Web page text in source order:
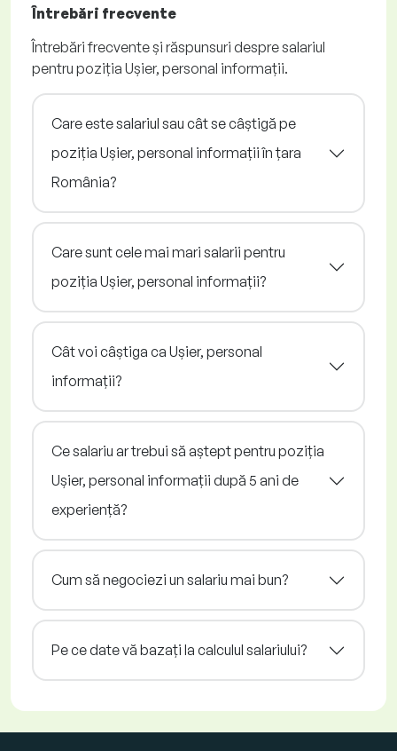
Întrebări frecvente
Întrebări frecvente și răspunsuri despre salariul
pentru poziția Ușier, personal informații.
Care este salariul sau cât se câștigă pe
poziția Ușier, personal informații în țara
România?
Care sunt cele mai mari salarii pentru
poziția Ușier, personal informații?
Cât voi câștiga ca Ușier, personal
informații?
Ce salariu ar trebui să aștept pentru poziția
Ușier, personal informații după 5 ani de
experiență?
Cum să negociezi un salariu mai bun?
Pe ce date vă bazați la calculul salariului?